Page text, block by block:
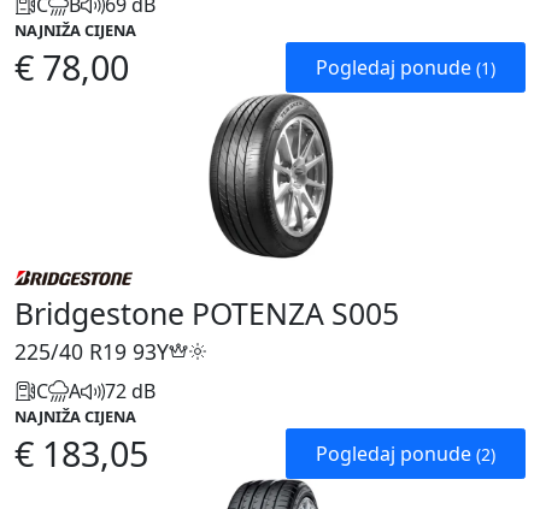
NAJNIŽA CIJENA
€ 78,00 Pogledaj ponude (1)
Bridgestone POTENZA S005
225/40 R19 93Y
C A 72 dB
NAJNIŽA CIJENA
€ 183,05 Pogledaj ponude (2)